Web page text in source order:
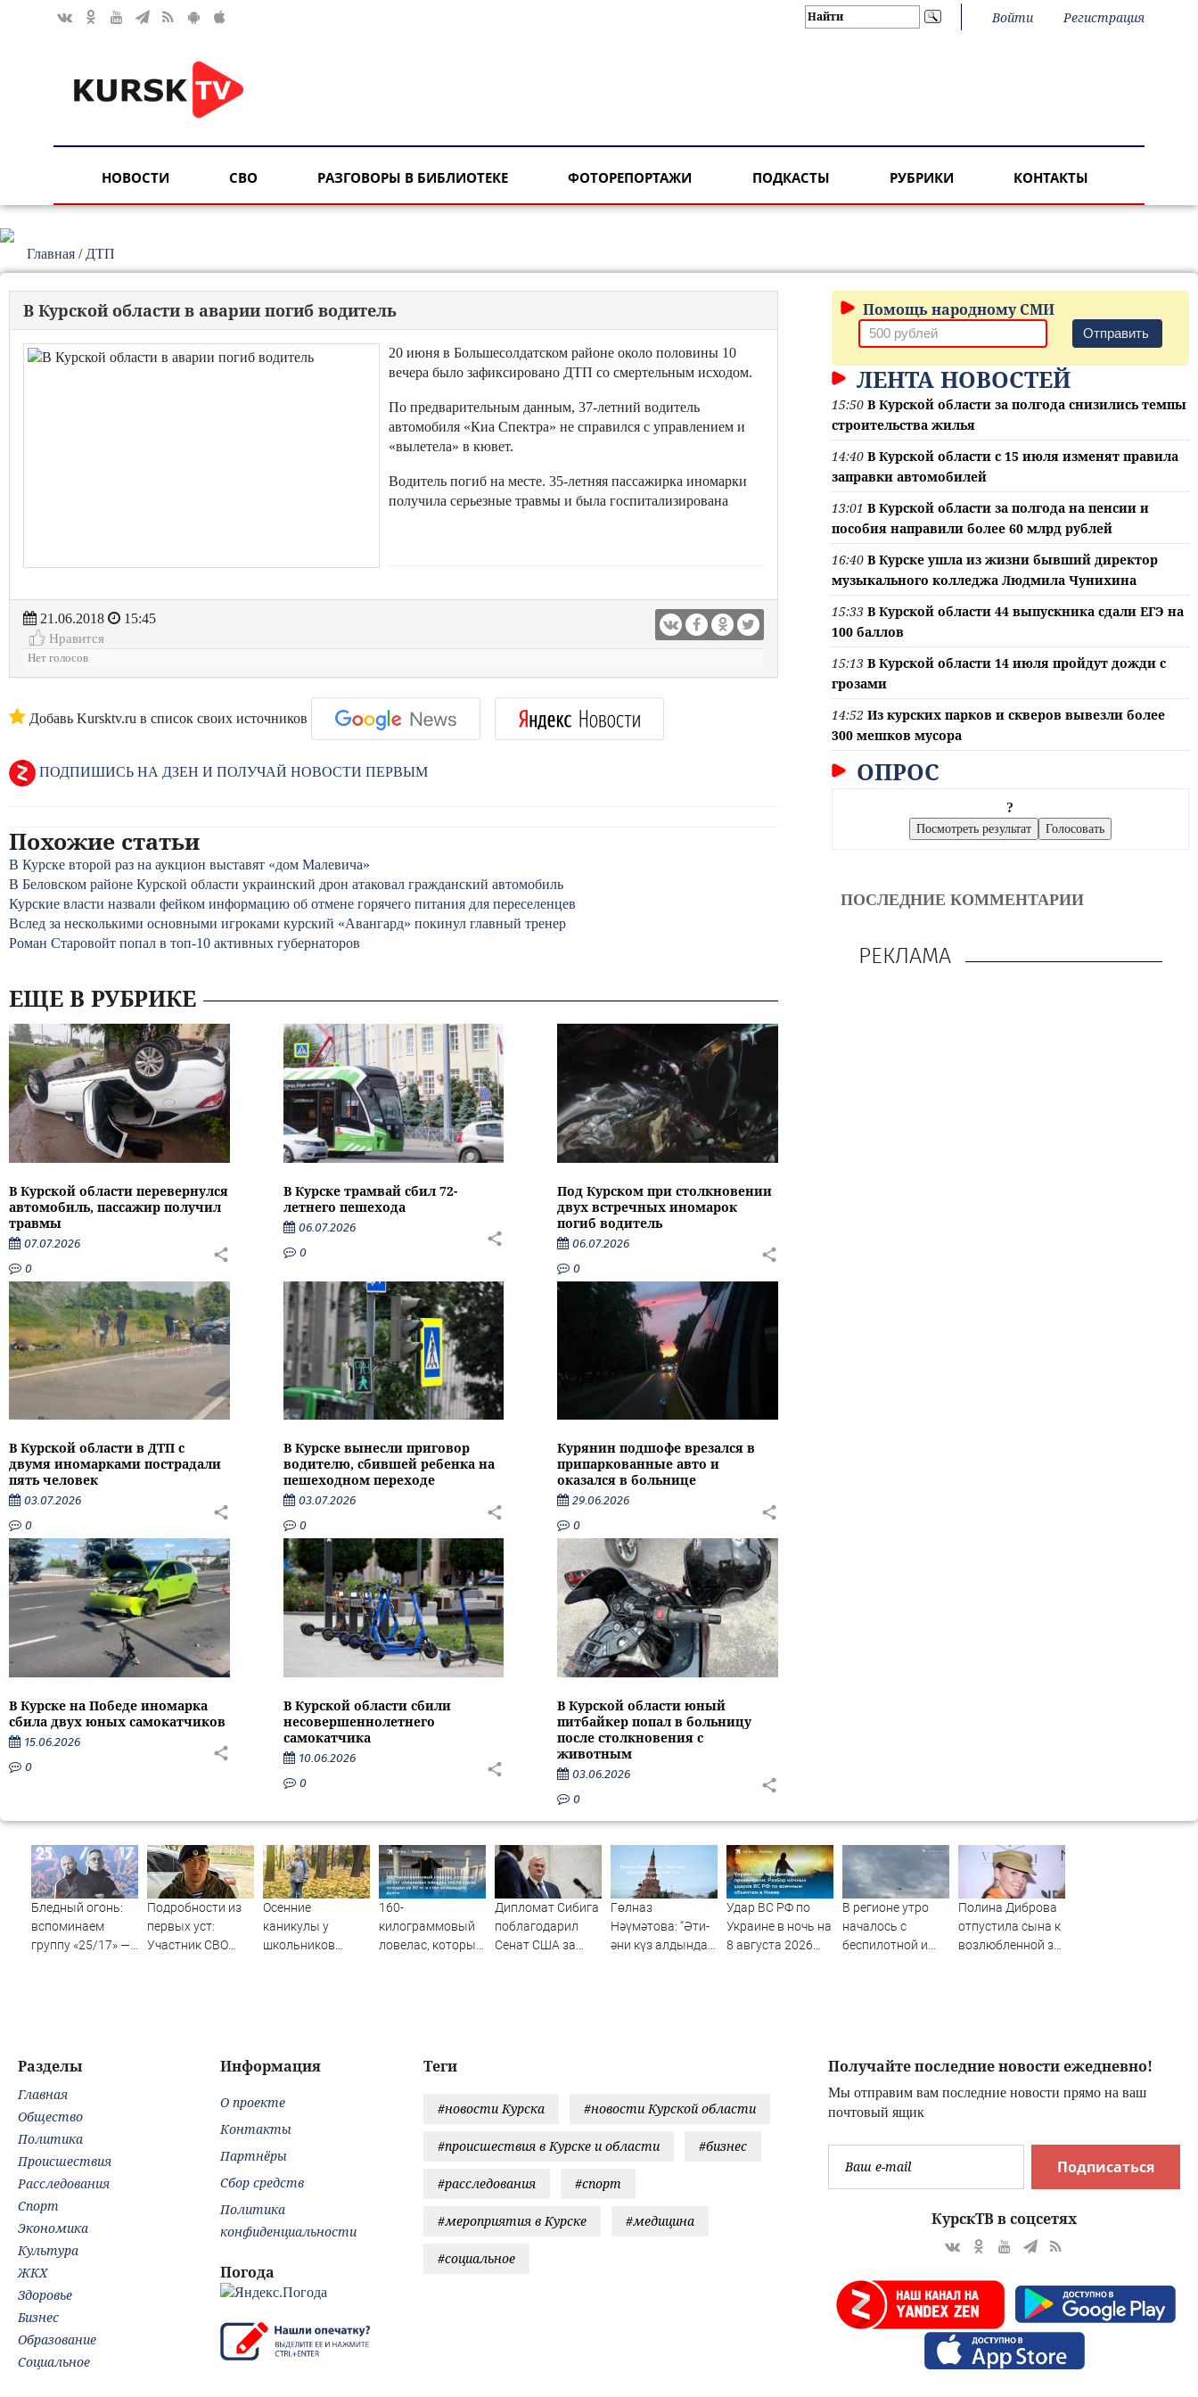
Войти Регистрация
НОВОСТИ СВО РАЗГОВОРЫ В БИБЛИОТЕКЕ ФОТОРЕПОРТАЖИ ПОДКАСТЫ РУБРИКИ КОНТАКТЫ
Главная / ДТП
В Курской области в аварии погиб водитель
20 июня в Большесолдатском районе около половины 10
вечера было зафиксировано ДТП со смертельным исходом.
По предварительным данным, 37-летний водитель
автомобиля «Киа Спектра» не справился с управлением и
«вылетела» в кювет.
Водитель погиб на месте. 35-летняя пассажирка иномарки
получила серьезные травмы и была госпитализирована
21.06.2018
15:45
Нравится
Нет голосов
Добавь Kursktv.ru в список своих источников
ПОДПИШИСЬ НА ДЗЕН И ПОЛУЧАЙ НОВОСТИ ПЕРВЫМ
Похожие статьи
В Курске второй раз на аукцион выставят «дом Малевича»
В Беловском районе Курской области украинский дрон атаковал гражданский автомобиль
Курские власти назвали фейком информацию об отмене горячего питания для переселенцев
Вслед за несколькими основными игроками курский «Авангард» покинул главный тренер
Роман Старовойт попал в топ-10 активных губернаторов
ЕЩЕ В РУБРИКЕ
В Курской области перевернулся
автомобиль, пассажир получил
травмы
07.07.2026
0
В Курске трамвай сбил 72-
летнего пешехода
06.07.2026
0
Под Курском при столкновении
двух встречных иномарок
погиб водитель
06.07.2026
0
В Курской области в ДТП с
двумя иномарками пострадали
пять человек
03.07.2026
0
В Курске вынесли приговор
водителю, сбившей ребенка на
пешеходном переходе
03.07.2026
0
Курянин подшофе врезался в
припаркованные авто и
оказался в больнице
29.06.2026
0
В Курске на Победе иномарка
сбила двух юных самокатчиков
15.06.2026
0
В Курской области сбили
несовершеннолетнего
самокатчика
10.06.2026
0
В Курской области юный
питбайкер попал в больницу
после столкновения с
животным
03.06.2026
0
Помощь народному СМИ
Отправить
ЛЕНТА НОВОСТЕЙ
15:50 В Курской области за полгода снизились темпы
строительства жилья
14:40 В Курской области с 15 июля изменят правила
заправки автомобилей
13:01 В Курской области за полгода на пенсии и
пособия направили более 60 млрд рублей
16:40 В Курске ушла из жизни бывший директор
музыкального колледжа Людмила Чунихина
15:33 В Курской области 44 выпускника сдали ЕГЭ на
100 баллов
15:13 В Курской области 14 июля пройдут дожди с
грозами
14:52 Из курских парков и скверов вывезли более
300 мешков мусора
ОПРОС
?
ПОСЛЕДНИЕ КОММЕНТАРИИ
РЕКЛАМА
Бледный огонь:
вспоминаем
группу «25/17» —
Подробности из
первых уст:
Участник СВО
Осенние
каникулы у
школьников
160-
килограммовый
ловелас, который
Дипломат Сибига
поблагодарил
Сенат США за
Гөлназ
Нәүмәтова: “Әти-
әни күз алдында
Удар ВС РФ по
Украине в ночь на
8 августа 2026
В регионе утро
началось с
беспилотной и
Полина Диброва
отпустила сына к
возлюбленной за
Получайте последние новости ежедневно!
Мы отправим вам последние новости прямо на ваш
почтовый ящик
Подписаться
КурскТВ в соцсетях
Теги
#новости Курска #новости Курской области
#происшествия в Курске и области #бизнес
#расследования #спорт
#мероприятия в Курске #медицина
#социальное
Разделы
Главная
Общество
Политика
Происшествия
Расследования
Спорт
Экономика
Культура
ЖКХ
Здоровье
Бизнес
Образование
Социальное
Информация
О проекте
Контакты
Партнёры
Сбор средств
Политика
конфиденциальности
Погода